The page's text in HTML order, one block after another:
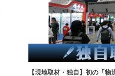
【現地取材・独自】初の「